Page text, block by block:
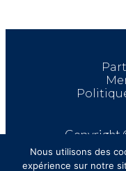
Copyright
Nous utilisons des
expérience sur notre